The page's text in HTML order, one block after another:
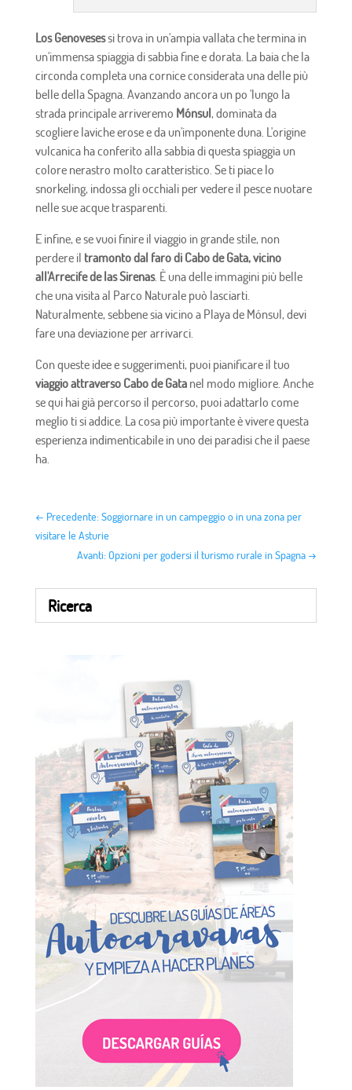
Los Genovesessi trova in un'ampia vallata che termina in
un'immensa spiaggia di sabbia fine e dorata. La baia che la
circonda completa una cornice considerata una delle più
belle della Spagna. Avanzando ancora un po 'lungo la
strada principale arriveremo Mónsul, dominata da
scogliere laviche erose e da un'imponente duna. L'origine
vulcanica ha conferito alla sabbia di questa spiaggia un
colore nerastro molto caratteristico. Se ti piace lo
snorkeling, indossa gli occhiali per vedere il pesce nuotare
nelle sue acque trasparenti.
E infine, e se vuoi finire il viaggio in grande stile, non
perdere il tramonto dal faro di Cabo de Gata, vicino
all'Arrecife de las Sirenas. È una delle immagini più belle
che una visita al Parco Naturale può lasciarti.
Naturalmente, sebbene sia vicino a Playa de Mónsul, devi
fare una deviazione per arrivarci.
Con queste idee e suggerimenti, puoi pianificare il tuo
viaggio attraverso Cabo de Gatanel modo migliore. Anche
se qui hai già percorso il percorso, puoi adattarlo come
meglio ti si addice. La cosa più importante è vivere questa
esperienza indimenticabile in uno dei paradisi che il paese
ha.
← Precedente: Soggiornare in un campeggio o in una zona per
visitare le Asturie
Avanti: Opzioni per godersi il turismo rurale in Spagna →